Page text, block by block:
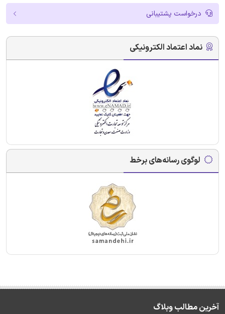
درخواست پشتیبانی
نماد اعتماد الکترونیکی
لوگوی رسانه‌های برخط
آخرین مطالب وبلاگ